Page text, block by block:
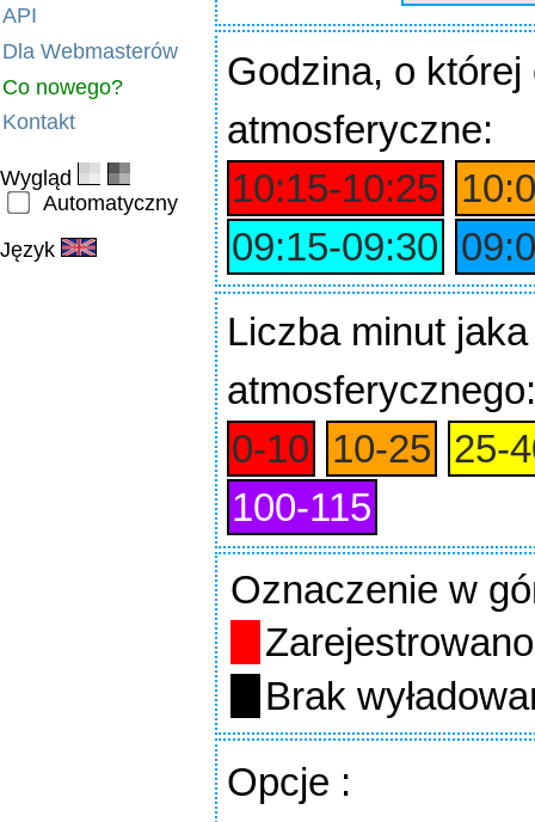
API
Dla Webmasterów
Co nowego?
Kontakt
Wygląd
Automatyczny
Język
Godzina, o której
atmosferyczne:
10:15‑10:25
09:15‑09:30
Liczba minut jaka
atmosferycznego:
0‑10 10‑25
100‑115
Oznaczenie w
Brak
Opcje :